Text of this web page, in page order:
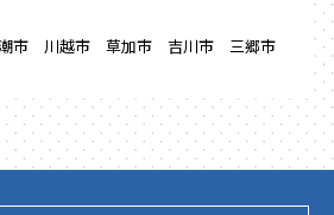
市 川越市 草加市 吉川市
三郷市